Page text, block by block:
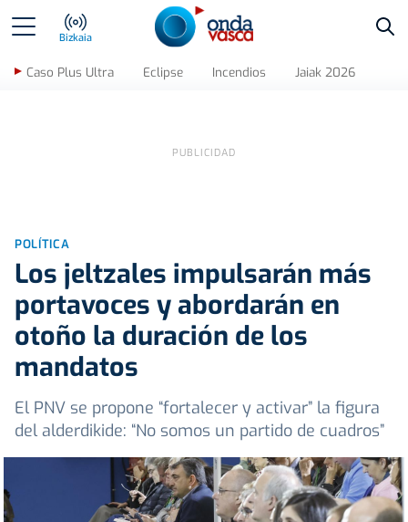
Bizkaia
Caso Plus Ultra Eclipse Incendios Jaiak 2026
POLÍTICA
Los jeltzales impulsarán más
portavoces y abordarán en
otoño la duración de los
mandatos
El PNV se propone “fortalecer y activar” la figura
del alderdikide: “No somos un partido de cuadros”